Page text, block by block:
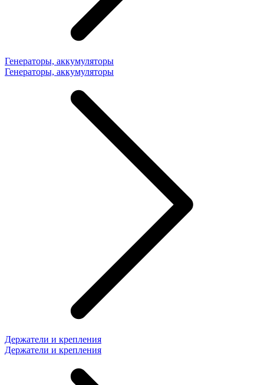
Генераторы, аккумуляторы
Генераторы, аккумуляторы
Держатели и крепления
Держатели и крепления